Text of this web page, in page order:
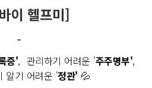
이 헬프미]
-
증', 관리하기 어려운 '주주명부',
알기 어려운 '정관' 💦